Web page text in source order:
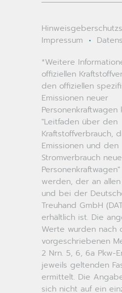
Impressum •
*Weitere
offiziellen
den offiziellen
Emissionen neuer
"Leitfaden über den
Kraftstoffverbrauch,
Emissionen und den
Stromverbrauch
werden, der an
und bei der
Treuhand GmbH
erhältlich ist. Die
Werte wurden nach
vorgeschriebenen
2 Nrn. 5, 6, 6a Pkw-
jeweils geltenden
ermittelt. Die
sich nicht auf ein